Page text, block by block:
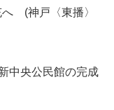
(神戸〈東播〉
央公民館の完成